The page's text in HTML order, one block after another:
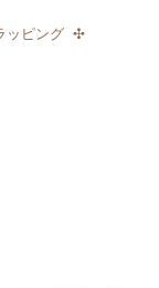
ッピング